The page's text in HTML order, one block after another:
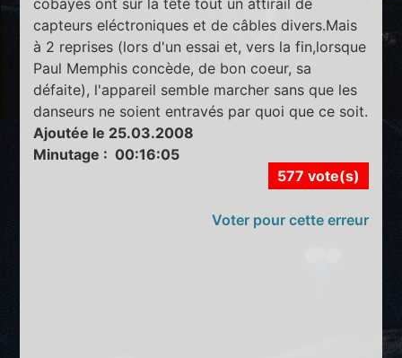
capteurs eléctroniques et de câbles divers.Mais
à 2 reprises (lors d'un essai et, vers la fin,lorsque
Paul Memphis concède, de bon coeur, sa
défaite), l'appareil semble marcher sans que les
danseurs ne soient entravés par quoi que ce soit.
Ajoutée le 25.03.2008
Minutage : 00:16:05
577 vote(s)
Voter pour cette erreur